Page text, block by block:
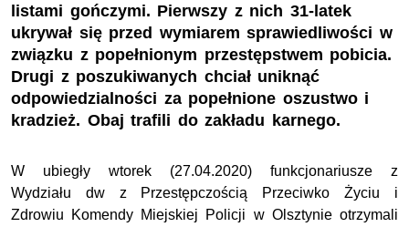
listami gończymi. Pierwszy z nich 31-latek
ukrywał się przed wymiarem sprawiedliwości w
związku z popełnionym przestępstwem pobicia.
Drugi z poszukiwanych chciał uniknąć
odpowiedzialności za popełnione oszustwo i
kradzież. Obaj trafili do zakładu karnego.
W ubiegły wtorek (27.04.2020) funkcjonariusze z
Wydziału dw z Przestępczością Przeciwko Życiu i
Zdrowiu Komendy Miejskiej Policji w Olsztynie otrzymali